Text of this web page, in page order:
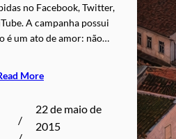
no Facebook, Twitter,
A campanha possui
é um ato de amor: não…
More
/
22 de maio de
2015